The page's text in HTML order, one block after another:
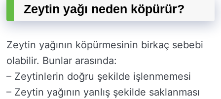
Zeytin yağı neden köpürür?
Zeytin yağının köpürmesinin birkaç sebebi
olabilir. Bunlar arasında:
– Zeytinlerin doğru şekilde işlenmemesi
– Zeytin yağının yanlış şekilde saklanması